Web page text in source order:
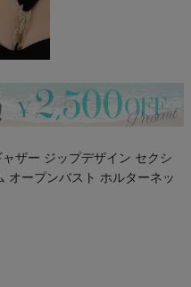
ザー ジップデザイン セクシ
オープンバスト ホルターネッ